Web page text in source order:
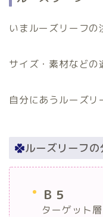
いまルーズリーフの
サイズ・素材などの
自分にあうルーズ
ルーズリーフ
Ｂ５
ターゲット